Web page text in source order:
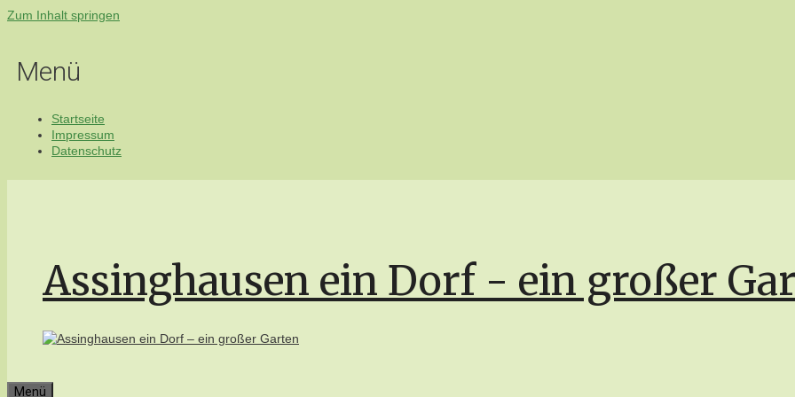
Zum Inhalt springen
Menü
Startseite
Impressum
Datenschutz
Assinghausen ein Dorf - ein großer
Menü